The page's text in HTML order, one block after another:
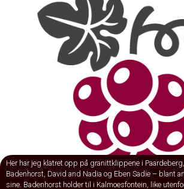
Her har jeg klatret opp på granittklippene i
Badenhorst, David and Nadia og Eben Sadie – blant
sine. Badenhorst holder til i Kalmoesfontein, like